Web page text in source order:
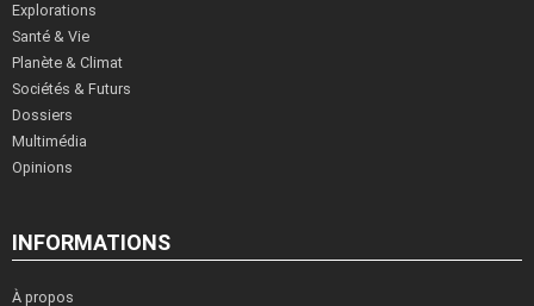
Explorations
Santé & Vie
Planète & Climat
Sociétés & Futurs
Dossiers
Multimédia
Opinions
INFORMATIONS
À propos